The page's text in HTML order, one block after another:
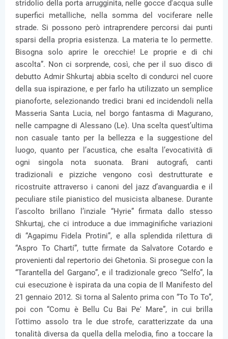
stridolio della porta arrugginita, nelle gocce d'acqua sulle
superfici metalliche, nella somma del vociferare nelle
strade. Si possono però intraprendere percorsi dai punti
sparsi della propria esistenza. La materia te lo permette.
Bisogna solo aprire le orecchie! Le proprie e di chi
ascolta”. Non ci sorprende, così, che per il suo disco di
debutto Admir Shkurtaj abbia scelto di condurci nel cuore
della sua ispirazione, e per farlo ha utilizzato un semplice
pianoforte, selezionando tredici brani ed incidendoli nella
Masseria Santa Lucia, nel borgo fantasma di Magurano,
nelle campagne di Alessano (Le). Una scelta quest’ultima
non casuale tanto per la bellezza e la suggestione del
luogo, quanto per l’acustica, che esalta l’evocatività di
ogni singola nota suonata. Brani autografi, canti
tradizionali e pizziche vengono così destrutturate e
ricostruite attraverso i canoni del jazz d’avanguardia e il
peculiare stile pianistico del musicista albanese. Durante
l’ascolto brillano l’inziale “Hyrie” firmata dallo stesso
Shkurtaj, che ci introduce a due immaginifiche variazioni
di “Agapimu Fidela Protini”, e alla splendida rilettura di
“Aspro To Chartí”, tutte firmate da Salvatore Cotardo e
provenienti dal repertorio dei Ghetonìa. Si prosegue con la
“Tarantella del Gargano”, e il tradizionale greco “Selfo”, la
cui esecuzione è ispirata da una copia de Il Manifesto del
21 gennaio 2012. Si torna al Salento prima con “To To To”,
poi con “Comu è Bellu Cu Bai Pe' Mare”, in cui brilla
l’ottimo assolo tra le due strofe, caratterizzate da una
tonalità diversa da quella della melodia, fino a toccare la